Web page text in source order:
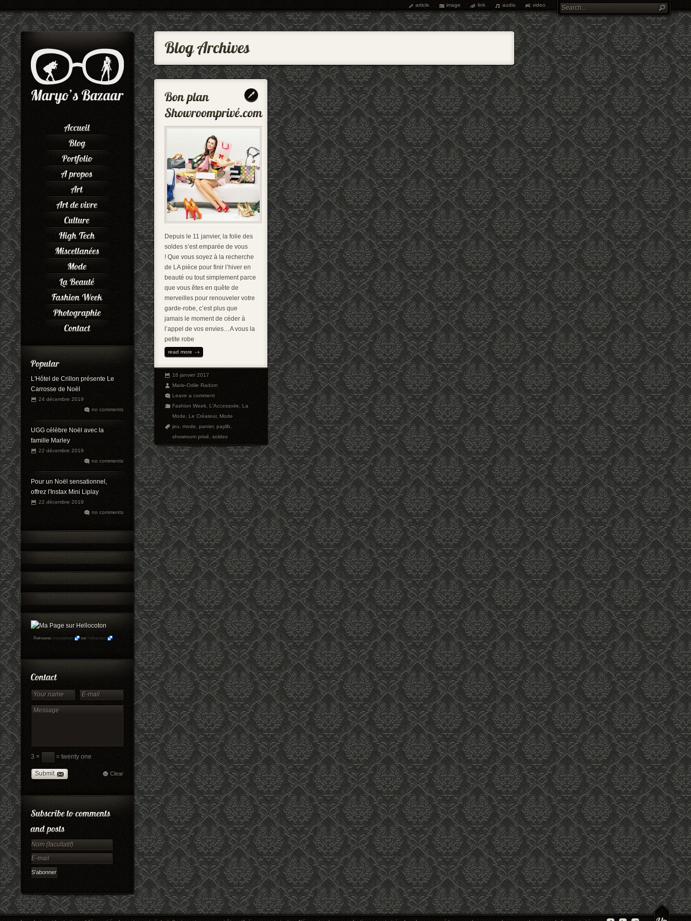
article image link audio video
L'Hôtel de Crillon présente Le
Carrosse de Noël
24 décembre 2019
no comments
UGG célèbre Noël avec la
famille Marley
22 décembre 2019
no comments
Pour un Noël sensationnel,
offrez l'Instax Mini Liplay
22 décembre 2019
no comments
Retrouvez maryophoto sur Hellocoton
3 × = twenty one
Submit Clear
Depuis le 11 janvier, la folie des
soldes s’est emparée de vous
! Que vous soyez à la recherche
de LA pièce pour finir l’hiver en
beauté ou tout simplement parce
que vous êtes en quête de
merveilles pour renouveler votre
garde-robe, c’est plus que
jamais le moment de céder à
l’appel de vos envies…A vous la
petite robe
read more
16 janvier 2017
Marie-Odile Radom
Leave a comment
Fashion Week,L'Accessoire,La
Mode,Le Créateur,Mode
jeu,mode,panier,paylib,
showroom privé,soldes